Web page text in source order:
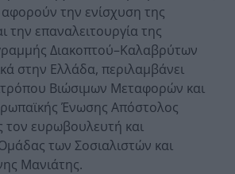
την ενίσχυση της
την επαναλειτουργία της
Διακοπτού–Καλαβρύτων
στην Ελλάδα, περιλαμβάνει
Βιώσιμων Μεταφορών και
Ένωσης Απόστολος
τον ευρωβουλευτή και
των Σοσιαλιστών και
Μανιάτης.